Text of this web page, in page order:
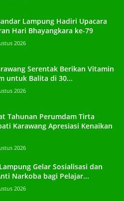
Lampung Hadiri Upacara
Hari Bhayangkara ke-79
2026
Serentak Berikan Vitamin
untuk Balita di 30...
2026
Tahunan Perumdam Tirta
Karawang Apresiasi Kenaikan
2026
Gelar Sosialisasi dan
Narkoba bagi Pelajar...
2026